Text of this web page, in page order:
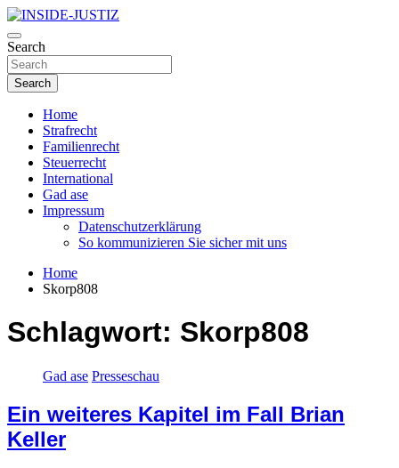
Skip
to
content
INSIDE-JUSTIZ
Investigativer Journalismus zur Dritten Gewalt
Search
Search
Home
Strafrecht
Familienrecht
Steuerrecht
International
Gad ase
Impressum
Datenschutzerklärung
So kommunizieren Sie sicher mit uns
Home
Skorp808
Schlagwort: Skorp808
Gad ase Presseschau
Ein weiteres Kapitel im Fall Brian
Keller